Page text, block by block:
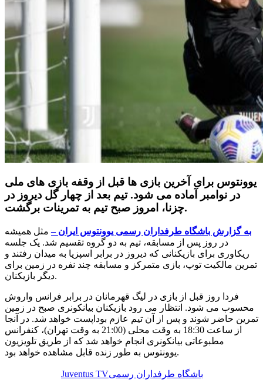
یوونتوس برای آخرین بازی ها قبل از وقفه بازی های ملی
در نوامبر آماده می شود. تیم بعد از چهار گل دیروز در
چزنا، امروز صبح تیم به تمرینات برگشت.
به گزارش باشگاه طرفداران رسمی یوونتوس ایران –مثل همیشه
در روز پس از مسابقه، تیم به دو گروه تقسیم شد. یک جلسه
ریکاوری برای بازیکنانی که دیروز در برابر اسپزیا به میدان رفتند و
تمرین مالکیت توپ، بازی متمرکز و مسابقه چند نفره در زمین برای
دیگر بازیکنان.
فردا روز قبل از بازی در لیگ قهرمانان در برابر فرانس واروش
محسوب می شود. انتظار می رود بازیکنان بیانکونری صبح در زمین
تمرین حاضر شوند و پس از آن تیم عازم بوداپست خواهد شد. در آنجا
از ساعت 18:30 به وقت محلی (21:00 به وقت تهران)، کنفرانس
مطبوعاتی بیانکونری انجام خواهد شد که از طریق تلویزیون
یوونتوس به طور زنده قابل مشاهده خواهد بود.
Juventus TVباشگاه طرفداران رسمی